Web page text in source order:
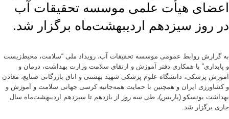
اعضای هیأت علمی موسسه تحقیقات آب
در روز سیزدهم اردیبهشت‌ماه برگزار شد.
به گزارش روابط عمومی موسسه تحقیقات آب، رویداد ملی “سلامت، محیط‌زیست
و پایداری” با همکاری دفتر آموزش و ارتقای سلامت وزارت بهداشت، درمان و
آموزش پزشکی، دانشگاه علوم پزشکی شهید بهشتی و اتاق بازرگانی صنایع، معادن
و کشاورزی ایران و همچنین با حمایت همه‌جانبه کرسی جهانی سلامت و آموزش و
بهداشت یونسکو (پاریس)، طی سه روز از یازدهم تا سیزدهم اردیبهشت‌ماه سال
جاری برگزار شد.